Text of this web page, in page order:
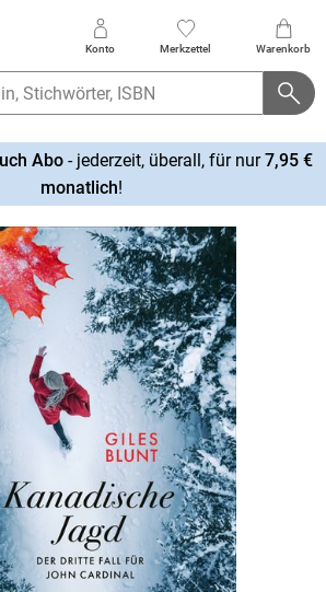
Konto Merkzettel Warenkorb
Abo- jederzeit, überall, für nur7,95 €
monatlich!